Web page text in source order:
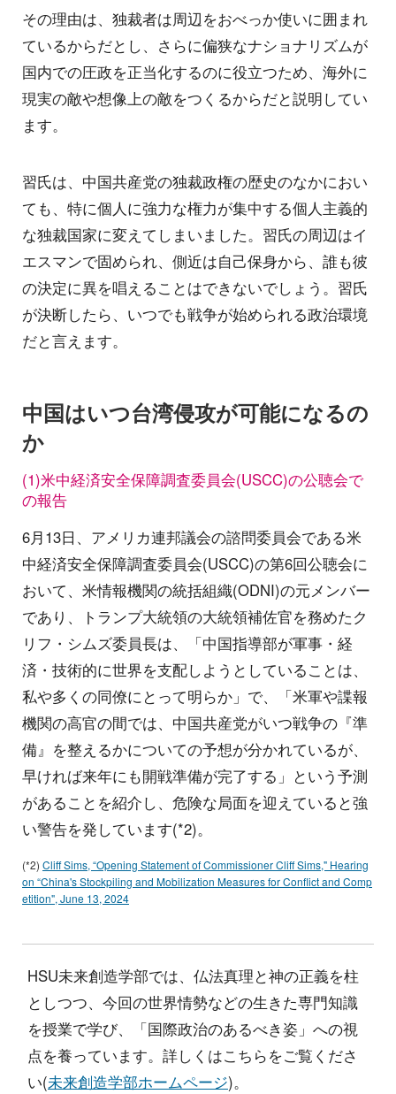
その理由は、独裁者は周辺をおべっか使いに囲まれ
ているからだとし、さらに偏狭なナショナリズムが
国内での圧政を正当化するのに役立つため、海外に
現実の敵や想像上の敵をつくるからだと説明してい
ます。
習氏は、中国共産党の独裁政権の歴史のなかにおい
ても、特に個人に強力な権力が集中する個人主義的
な独裁国家に変えてしまいました。習氏の周辺はイ
エスマンで固められ、側近は自己保身から、誰も彼
の決定に異を唱えることはできないでしょう。習氏
が決断したら、いつでも戦争が始められる政治環境
だと言えます。
中国はいつ台湾侵攻が可能になるの
か
(1)米中経済安全保障調査委員会(USCC)の公聴会で
の報告
6月13日、アメリカ連邦議会の諮問委員会である米
中経済安全保障調査委員会(USCC)の第6回公聴会に
おいて、米情報機関の統括組織(ODNI)の元メンバー
であり、トランプ大統領の大統領補佐官を務めたク
リフ・シムズ委員長は、「中国指導部が軍事・経
済・技術的に世界を支配しようとしていることは、
私や多くの同僚にとって明らか」で、「米軍や諜報
機関の高官の間では、中国共産党がいつ戦争の『準
備』を整えるかについての予想が分かれているが、
早ければ来年にも開戦準備が完了する」という予測
があることを紹介し、危険な局面を迎えていると強
い警告を発しています(*2)。
(*2) Cliff Sims, “Opening Statement of Commissioner Cliff Sims," Hearing
on “China's Stockpiling and Mobilization Measures for Conflict and Comp
etition", June 13, 2024
HSU未来創造学部では、仏法真理と神の正義を柱
としつつ、今回の世界情勢などの生きた専門知識
を授業で学び、「国際政治のあるべき姿」への視
点を養っています。詳しくはこちらをご覧くださ
い(未来創造学部ホームページ)。